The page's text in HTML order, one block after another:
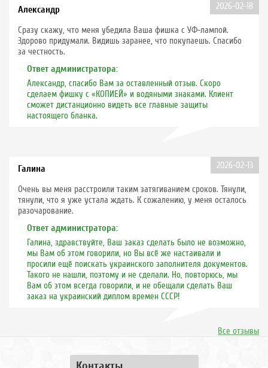
Александр 2026-02-18
Сразу скажу, что меня убедила Ваша фишка с УФ-лампой.
Здорово придумали. Видишь заранее, что покупаешь. Спасибо
за честность.
Ответ администратора:
Александр, спасибо Вам за оставленный отзыв. Скоро
сделаем фишку с «КОПИЕЙ» и водяными знаками. Клиент
сможет дистанционно видеть все главные защиты
настоящего бланка.
Галина 2026-02-13
Очень вы меня расстроили таким затягиванием сроков. Тянули,
тянули, что я уже устала ждать. К сожалению, у меня осталось
разочарование.
Ответ администратора:
Галина, здравствуйте, Ваш заказ сделать было не возможно,
мы Вам об этом говорили, но Вы всё же настаивали и
просили ещё поискать украинского заполнителя документов.
Такого не нашли, поэтому и не сделали. Но, повторюсь, мы
Вам об этом всегда говорили, и не обещали сделать Ваш
заказ на украинский диплом времен СССР!
Все отзывы